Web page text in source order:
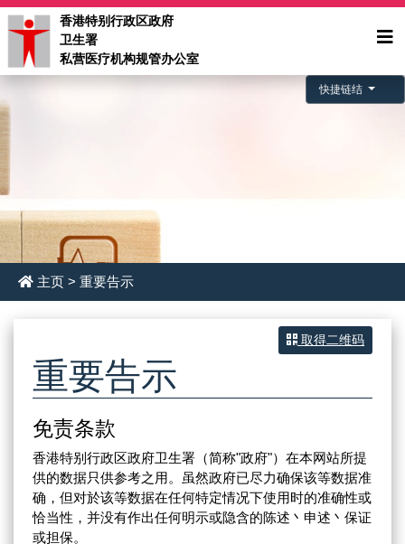
香港特别行政区政府
卫生署
私营医疗机构规管办公室
快捷链结
主页 > 重要告示
取得二维码
重要告示
免责条款
香港特别行政区政府卫生署（简称"政府"）在本网站所提
供的数据只供参考之用。虽然政府已尽力确保该等数据准
确，但对於该等数据在任何特定情况下使用时的准确性或
恰当性，并没有作出任何明示或隐含的陈述丶申述丶保证
或担保。